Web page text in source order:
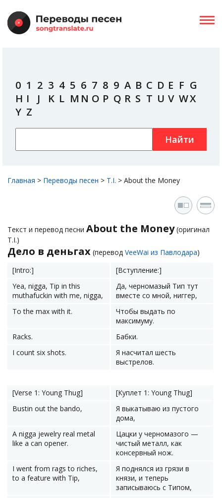
0 1 2 3 4 5 6 7 8 9 A B C D E F G
H I J K L M N O P Q R S T U V WX
Y Z
Найти
Главная > Переводы песен > T.I. > About the Money
Текст и перевод песни About the Money(оригинал
T.I.)
Дело в деньгах (перевод VeeWai из Павлодара)
[Intro:]
[Вступление:]
Yea, nigga, Tip in this
muthafuckin with me, nigga,
Да, черномазый Тип тут
вместе со мной, ниггер,
To the max with it.
Чтобы выдать по
максимуму.
Racks.
Бабки.
I count six shots.
Я насчитал шесть
выстрелов.
[Verse 1: Young Thug]
[Куплет 1: Young Thug]
Bustin out the bando,
Я выкатываю из пустого
дома,
A nigga jewelry real metal
like a can opener.
Цацки у черномазого —
чистый металл, как
консервный нож.
I went from rags to riches,
to a feature with Tip,
Я поднялся из грязи в
князи, и теперь
записываюсь с Типом,